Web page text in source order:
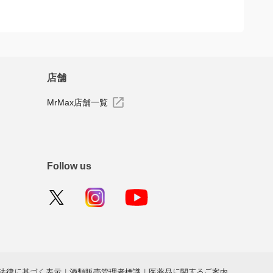
店舗
MrMax店舗一覧
Follow us
律に基づく表示 | 酒類販売管理者標識 | 医薬品に関するご案内